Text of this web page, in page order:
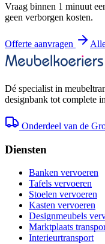
Vraag binnen 1 minuut
geen verborgen kosten.
Offerte aanvragen
Dé specialist in
designbank tot complete
Onderdeel van de
Diensten
Banken vervoeren
Tafels vervoeren
Stoelen vervoeren
Kasten vervoeren
Designmeubels
Marktplaats
Interieurtransport